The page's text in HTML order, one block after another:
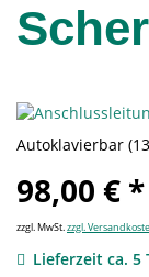
Autoklavierbar
98,00 € *
zzgl. MwSt.zzgl.
Lieferzeit ca. 5